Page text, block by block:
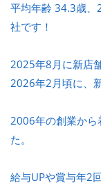
平均年齢 34.3歳、
社です！
2025年8月に新店
2026年2月頃に、
2006年の創業から
た。
給与UPや賞与年2